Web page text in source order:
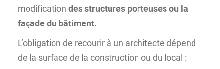
modification des structures porteuses ou la
façade du bâtiment.
L’obligation de recourir à un architecte dépend
de la surface de la construction ou du local :